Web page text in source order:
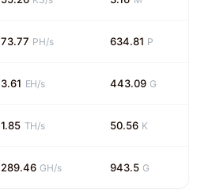
73.77 PH/s 634.81 P
3.61 EH/s 443.09 G
1.85 TH/s 50.56 K
289.46 GH/s 943.5 G